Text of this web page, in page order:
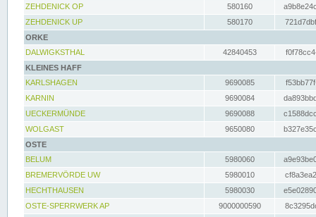
ZEHDENICK OP
580160
ZEHDENICK UP
580170
ORKE
DALWIGKSTHAL
42840453
KLEINES HAFF
KARLSHAGEN
9690085
KARNIN
9690084
UECKERMÜNDE
9690088
WOLGAST
9650080
OSTE
BELUM
5980060
BREMERVÖRDE UW
5980010
HECHTHAUSEN
5980030
OSTE-SPERRWERK AP
9000000590